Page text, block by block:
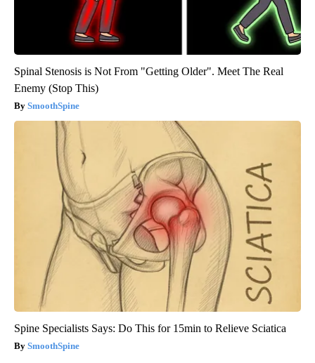
Spinal Stenosis is Not From "Getting Older". Meet The Real
Enemy (Stop This)
SmoothSpine
Spine Specialists Says: Do This for 15min to Relieve Sciatica
SmoothSpine